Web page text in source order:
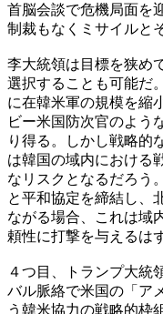
首脳会談で危機局面を
制裁もなくミサイルと
李大統領は目標を狭め
選択することも可能だ
に在韓米軍の規模を縮
ビー米国防次官のよう
り得る。しかし戦略的
は韓国の域内における
なリスクとなるだろう
と平和協定を締結し、
ながる場合、これは域
頼性に打撃を与えるは
４つ目、トランプ大統
バル脈絡で米国の「ア
う韓米協力の戦略的枠